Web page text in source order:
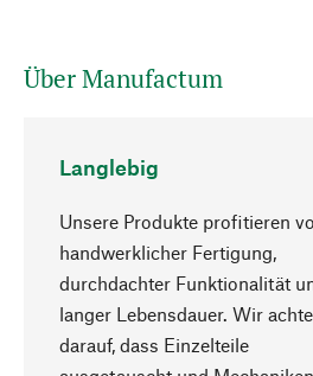
Über Manufactum
Langlebig
Unsere Produkte profitieren
handwerklicher Fertigung,
durchdachter Funktionalität
langer Lebensdauer. Wir
darauf, dass Einzelteile